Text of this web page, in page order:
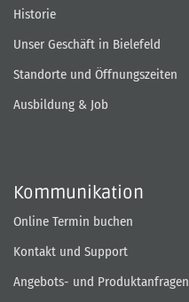
Historie
Unser Geschäft in Bielefeld
Standorte und Öffnungszeiten
Ausbildung & Job
Kommunikation
Online Termin buchen
Kontakt und Support
Angebots- und Produktanfragen